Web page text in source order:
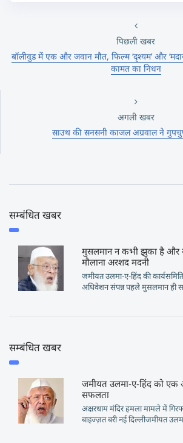
पिछली खबर
बॉलीवुड में एक और जवान मौत, फिल्म ‘दृश्यम’ और
कामत का निधन
अगली खबर
साउथ की सनसनी काजल अग्रवाल ने
सम्बंधित खबर
मुसलमान न कभी झुका है और
मौलाना अरशद मदनी
जमीयत उलमा-ए-हिंद की
अधिवेशन संपन्न पहले मुसलमान ही
सम्बंधित खबर
जमीयत उलमा-ए-हिंद को एक
सफलता
अक्षरधाम मंदिर हमला मामले में
बाइज्ज़त बरी नई दिल्लीजमीयत